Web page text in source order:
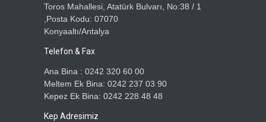
Toros Mahallesi, Atatürk Bulvarı, No:38 / 1
,Posta Kodu: 07070
Konyaaltı/Antalya
Telefon & Fax
Ana Bina : 0242 320 60 00
Meltem Ek Bina: 0242 237 03 90
Kepez Ek Bina: 0242 228 48 48
Kep Adresimiz